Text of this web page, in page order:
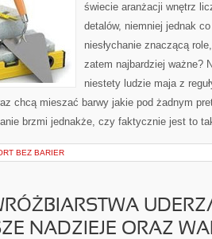
świecie aranżacji wnętrz
detalów, niemniej jednak
niesłychanie znaczącą
zatem najbardziej ważne?
niestety ludzie maja z
chcą mieszać barwy jakie pod żadnym
brzmi jednakże, czy faktycznie jest to
BEZ BARIER
NADZIEJE ORAZ